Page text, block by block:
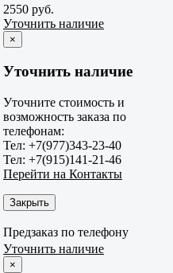
2550 руб.
Уточнить наличие
×
Уточнить наличие
Уточните стоимость и
возможность заказа по
телефонам:
Тел: +7(977)343-23-40
Тел: +7(915)141-21-46
Перейти на Контакты
Закрыть
Предзаказ по телефону
Уточнить наличие
×